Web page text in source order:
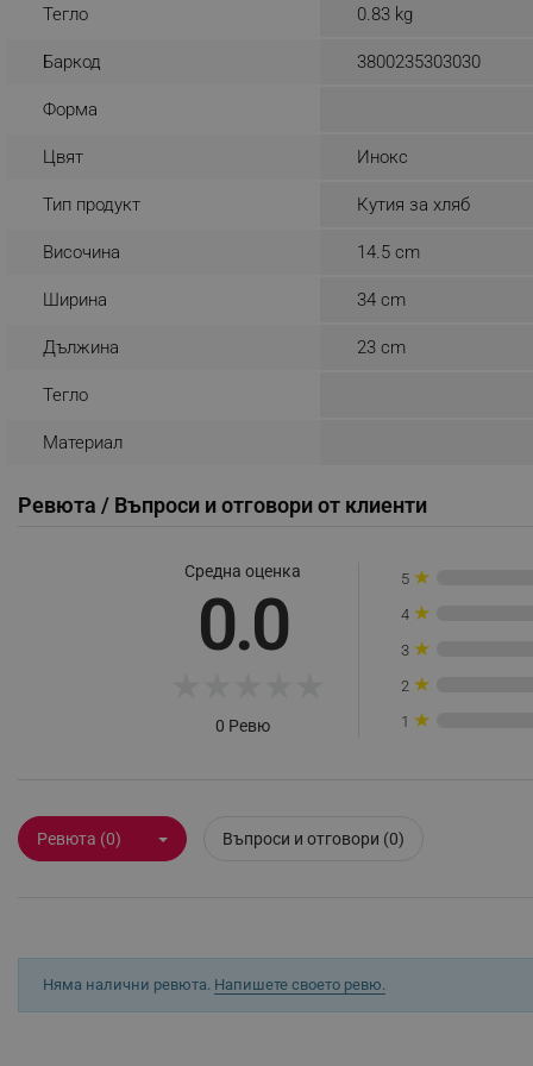
Тегло 0.83 kg
Баркод 3800235303030
Форма
Цвят Инокс
Тип продукт Кутия за хляб
Височина 14.5 cm
Ширина 34 cm
Дължина 23 cm
Тегло
Материал
Ревюта / Въпроси и отговори от клиенти
Средна оценка
0.0
0 Ревю
5 ★
4 ★
3 ★
2 ★
1 ★
Ревюта (0) Въпроси и отговори (0)
Няма налични ревюта. Напишете своето ревю.
_nzm_id_92166-7699
_sgf_session_id
_sgf_tracking
_sgf_delayed_actions,
_sgf_clicked_banners
sgfUserUpdateData
rlv_p
rlv_iv
rlv_e_pt